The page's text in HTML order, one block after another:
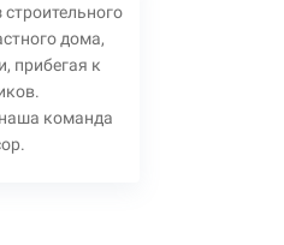
дома,
прибегая к
команда